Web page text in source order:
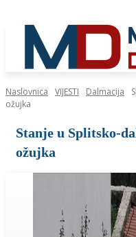
Naslovnica VIJESTI Dalmacija
ožujka
Stanje u Splitsko-
ožujka